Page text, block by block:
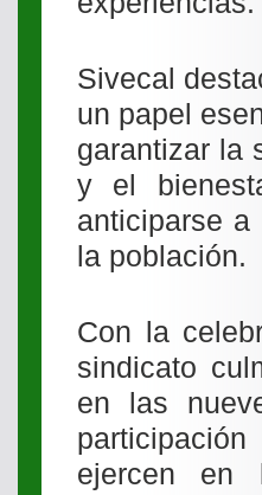
Sivecal
un papel
garantizar la
y el
anticiparse
la población.
Con la
sindicato
en las
ejercen en